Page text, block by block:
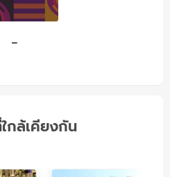
-
กล้เคียงกัน